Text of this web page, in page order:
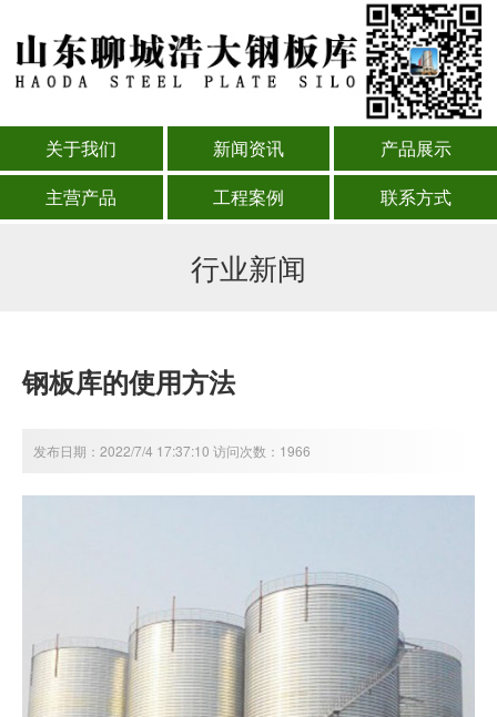
关于我们 新闻资讯
产品展示
主营产品
工程案例 联系方式
行业新闻
钢板库的使用方法
发布日期：2022/7/4 17:37:10 访问次数：1966